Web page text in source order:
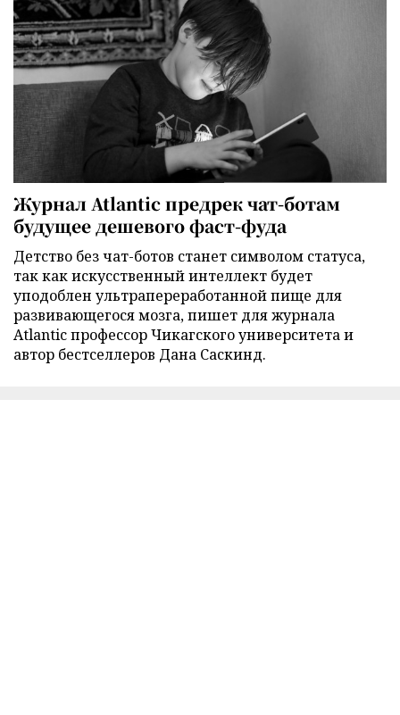
Журнал Atlantic предрек чат-ботам
будущее дешевого фаст-фуда
Детство без чат-ботов станет символом статуса,
так как искусственный интеллект будет
уподоблен ультрапереработанной пище для
развивающегося мозга, пишет для журнала
Atlantic профессор Чикагского университета и
автор бестселлеров Дана Саскинд.